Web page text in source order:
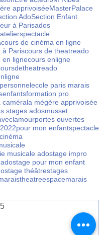
Débutant/Moyen
Castings
Etre acteurJM Ribes
apprivoiséeMaster
AdoSection Enfant
à Parisados
atelierspectacle
cours de cinéma en ligne
à Pariscours de theatreado
ligne
cours enligne
ecole paris marais
enfantsformation pro
camérala mégère apprivoisée
stages adosmusset
pour mon enfant spectacle
musicale adostage impro
stage pour mon enfant
theatreespacemarais